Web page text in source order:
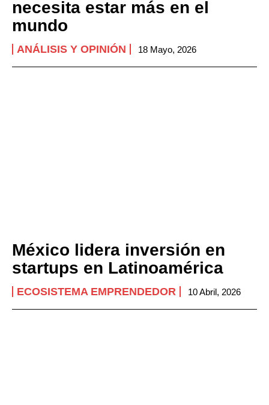
necesita estar más en el
mundo
ANÁLISIS Y OPINIÓN 18 Mayo, 2026
México lidera inversión en
startups en Latinoamérica
ECOSISTEMA EMPRENDEDOR 10 Abril, 2026